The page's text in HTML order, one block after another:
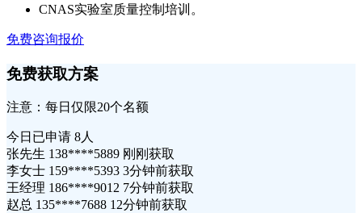
CNAS实验室质量控制培训。
免费咨询报价
免费获取方案
注意：每日仅限20个名额
今日已申请 8人
张先生 138****5889 刚刚获取
李女士 159****5393 3分钟前获取
王经理 186****9012 7分钟前获取
赵总 135****7688 12分钟前获取